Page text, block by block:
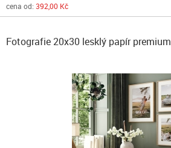
cena od: 392,00 Kč
Fotografie 20x30 lesklý papír premium